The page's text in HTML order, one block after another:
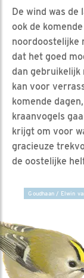
De wind was
ook de
noordoostelijke
dat het goed
dan
kan voor
komende
kraanvogels
krijgt om voor
gracieuze
de oostelijke
Goudhaan / Elwin